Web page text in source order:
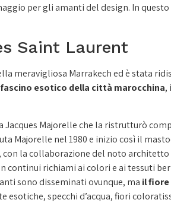
per gli amanti del design. In
Saint Laurent
meravigliosa Marrakech ed è stata
fascino esotico della città marocchina,
Jacques Majorelle che la ristrutturò
Majorelle nel 1980 e inizio così il
la collaborazione del noto architetto
continui richiami ai colori e ai tessuti
sono disseminati ovunque, ma il fiore
esotiche, specchi d’acqua, fiori